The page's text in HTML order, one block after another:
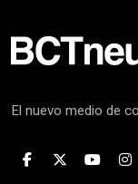
El nuevo medio de